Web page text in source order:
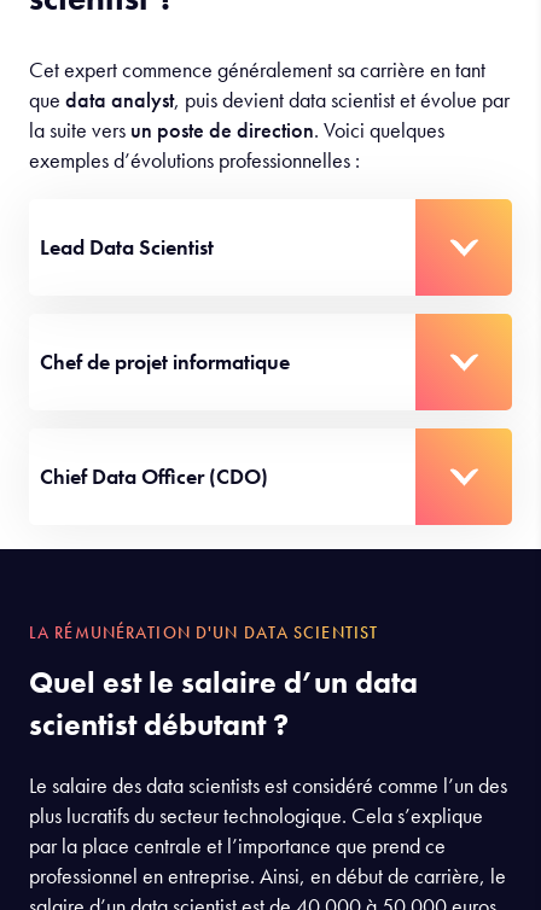
Quelles sont les évolutions
professionnelles d’un data
scientist ?
quedata analyst, puis devient data scientist et évolue par
Chief Data Officer (CDO)
LA RÉMUNÉRATION D'UN DATA SCIENTIST
Quel est le salaire d’un data
scientist débutant ?